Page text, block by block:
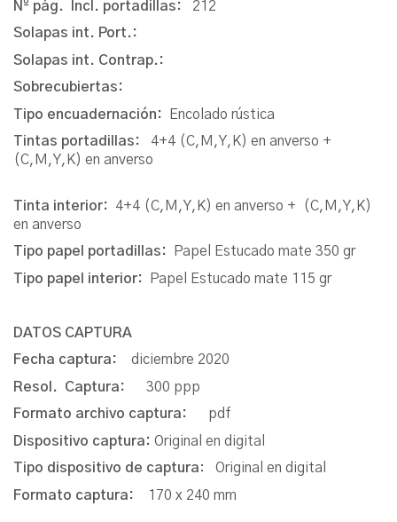
Nº pág. Incl. portadillas: 212
Solapas int. Port.:
Solapas int. Contrap.:
Sobrecubiertas:
Tipo encuadernación:
Encolado rústica
Tintas portadillas: 4+4 (C,M,Y,K) en anverso +
(C,M,Y,K) en anverso
Tinta interior: 4+4 (C,M,Y,K) en anverso + (C,M,Y,K)
en anverso
Tipo papel portadillas:
Papel Estucado mate 350 gr
Tipo papel interior:
Papel Estucado mate 115 gr
DATOS CAPTURA
Fecha captura: diciembre 2020
Resol. Captura: 300 ppp
Formato archivo captura: pdf
Dispositivo captura: Original en digital
Tipo dispositivo de captura: Original en digital
Formato captura:
170 x 240 mm